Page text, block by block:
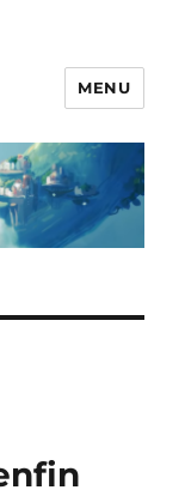
MENU